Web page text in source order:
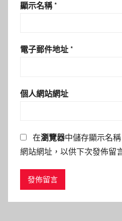
顯示名稱 *
電子郵件地址 *
個人網站網址
在瀏覽器中儲存顯示名
網站網址，以供下次發佈留